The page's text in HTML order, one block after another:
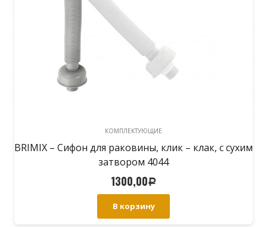
КОМПЛЕКТУЮЩИЕ
BRIMIX – Сифон для раковины, клик – клак, с сухим
затвором 4044
1300,00Р
В корзину